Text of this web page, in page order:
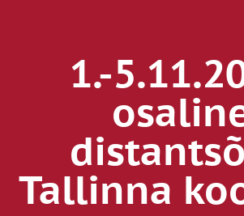
1.-
Tallinna